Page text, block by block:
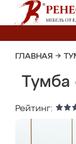
ГЛАВНАЯ →
Тумба
Рейтинг: